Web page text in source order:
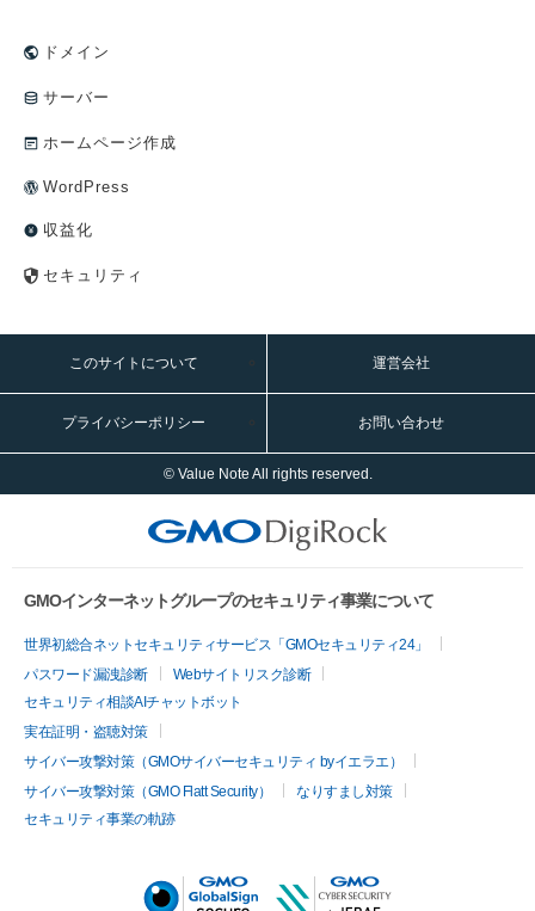
ドメイン
サーバー
ホームページ作成
WordPress
収益化
セキュリティ
このサイトについて 運営会社
プライバシーポリシー お問い合わせ
© Value Note All rights reserved.
GMOインターネットグループのセキュリティ事業について
世界初総合ネットセキュリティサービス「GMOセキュリティ24」
パスワード漏洩診断
Webサイトリスク診断
セキュリティ相談AIチャットボット
実在証明・盗聴対策
サイバー攻撃対策（GMOサイバーセキュリティ byイエラエ）
サイバー攻撃対策（GMO Flatt Security）
なりすまし対策
セキュリティ事業の軌跡